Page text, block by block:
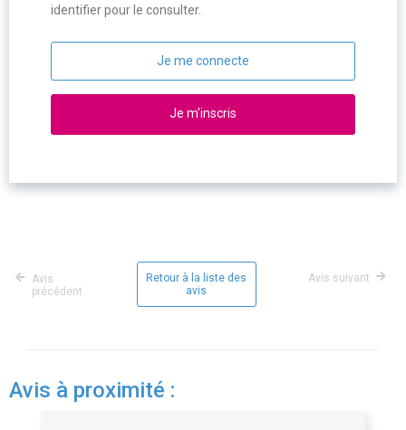
identifier pour le consulter.
Je me connecte
Je m'inscris
Avis
précédent
Retour à la liste des
avis
Avis suivant
Avis à proximité :